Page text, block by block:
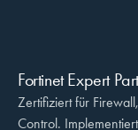
Fortinet Expert
Zertifiziert für
Control.